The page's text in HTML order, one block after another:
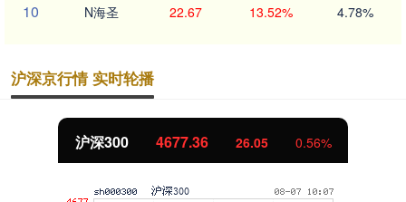
10 N海圣 22.67 13.52% 4.78%
沪深京行情 实时轮播
沪深300 4677.36 26.05 0.56%